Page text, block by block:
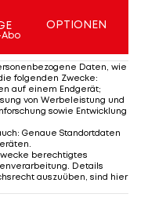
sich aber dagegen.
(Spitz, Anm.) bis
(IGF) war es
zu Ende
Unwetters
OPTIONEN
Daten, wie
folgenden Zwecke:
auf einem Endgerät;
von Werbeleistung und
sowie Entwicklung
: Genaue Standortdaten
.
berechtigtes
Details
auszuüben, sind hier